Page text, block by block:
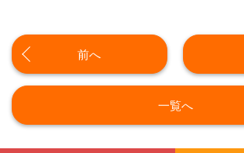
前へ
一覧へ